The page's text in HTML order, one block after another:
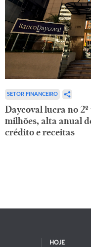
SETOR FINANCEIRO
Daycoval lucra no
milhões, alta anual
crédito e receitas
HOJE